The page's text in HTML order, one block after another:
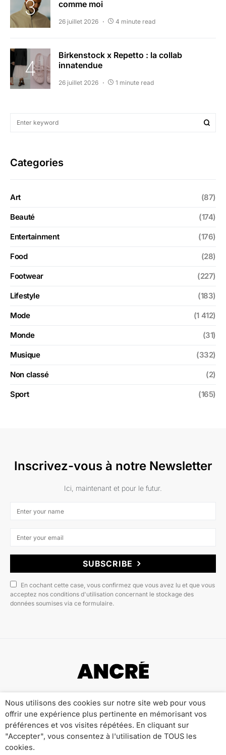
comme moi
26 juillet 2026 4 minute read
Birkenstock x Repetto : la collab
innatendue
26 juillet 2026 1 minute read
Categories
Art (87)
Beauté (174)
Entertainment (176)
Food (28)
Footwear (227)
Lifestyle (183)
Mode (1 412)
Monde (31)
Musique (332)
Non classé (2)
Sport (165)
Inscrivez-vous à notre Newsletter
Ici, maintenant et pour le futur.
SUBSCRIBE
En cochant cette case, vous confirmez que vous avez lu et que vous
acceptez nos conditions d'utilisation concernant le stockage des
données soumises via ce formulaire.
Qui sommes-nous ? Publicité
Contact
Mentions Légales
Politique de Confidentialité
Nous utilisons des cookies sur notre site web pour vous
offrir une expérience plus pertinente en mémorisant vos
préférences et vos visites répétées. En cliquant sur
"Accepter", vous consentez à l'utilisation de TOUS les
cookies.